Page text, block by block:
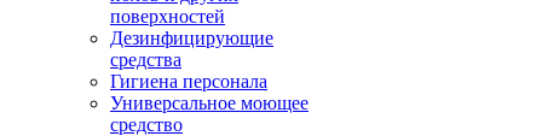
поверхностей
Дезинфицирующие
средства
Гигиена персонала
Универсальное моющее
средство